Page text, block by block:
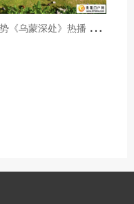
借
势《乌蒙深处》热播 黔西市推动影视流量变游客“留量”